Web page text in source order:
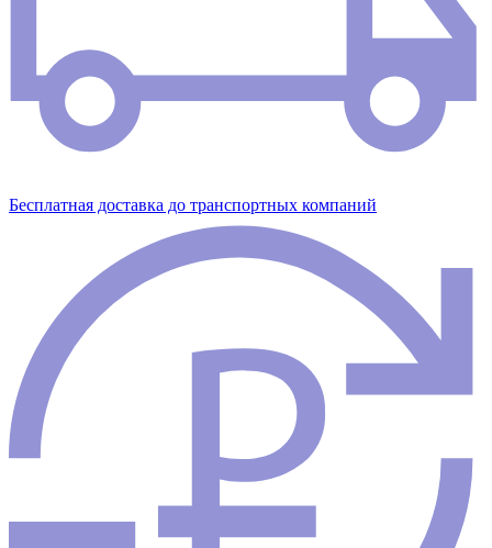
Бесплатная доставка до транспортных компаний